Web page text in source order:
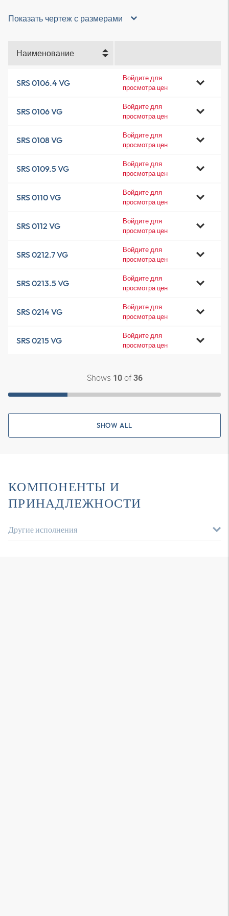
Показать чертеж с размерами
Наименование
SRS 0106.4 VG
Войдите для
просмотра цен
SRS 0106 VG
Войдите для
просмотра цен
SRS 0108 VG
Войдите для
просмотра цен
SRS 0109.5 VG
Войдите для
просмотра цен
SRS 0110 VG
Войдите для
просмотра цен
SRS 0112 VG
Войдите для
просмотра цен
SRS 0212.7 VG
Войдите для
просмотра цен
SRS 0213.5 VG
Войдите для
просмотра цен
SRS 0214 VG
Войдите для
просмотра цен
SRS 0215 VG
Войдите для
просмотра цен
Shows 10of36
SHOW ALL
КОМПОНЕНТЫ И
ПРИНАДЛЕЖНОСТИ
Другие исполнения